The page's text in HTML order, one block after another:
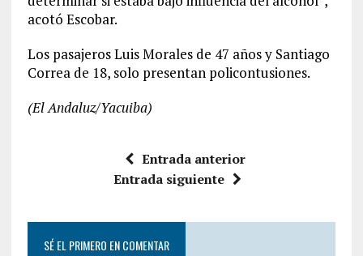
acotó Escobar.
Los pasajeros Luis Morales de 47 años y Santiago
Correa de 18, solo presentan policontusiones.
(El Andaluz/Yacuiba)
Entrada anterior
Entrada siguiente
SÉ EL PRIMERO EN COMENTAR